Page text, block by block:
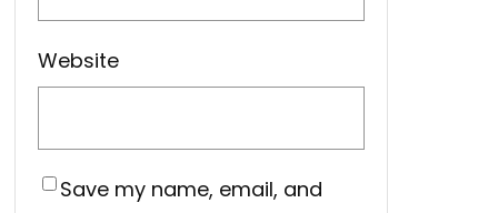
Website
Save my name, email, and